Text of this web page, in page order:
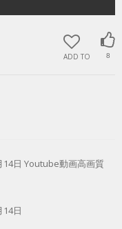
ADD TO 8
日 Youtube動画高画質
日